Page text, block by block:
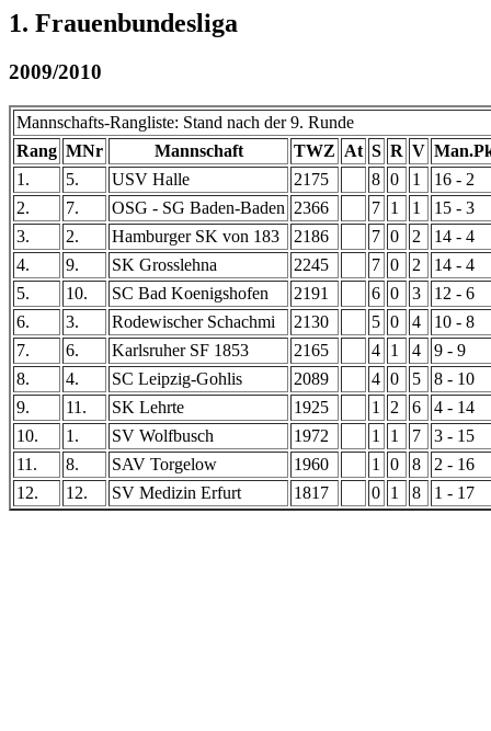
1. Frauenbundesliga
2009/2010
Mannschafts-Rangliste: Stand nach der 9. Runde
Rang MNr Mannschaft TWZ At S R V
1.
5. USV Halle 2175 8 0 1
16 - 2
2.
7. OSG - SG Baden-Baden 2366 7 1 1
15 - 3
3.
2. Hamburger SK von 183 2186 7 0 2
14 - 4
4.
9. SK Grosslehna 2245 7 0 2
14 - 4
5.
10. SC Bad Koenigshofen 2191 6 0 3
12 - 6
6.
3. Rodewischer Schachmi 2130 5 0 4
10 - 8
7.
6. Karlsruher SF 1853 2165 4 1 4
9 - 9
8.
4. SC Leipzig-Gohlis 2089 4 0 5
8 - 10
9.
11. SK Lehrte 1925 1 2 6
4 - 14
10.
1. SV Wolfbusch 1972 1 1 7
3 - 15
11.
8. SAV Torgelow 1960 1 0 8
2 - 16
12.
12. SV Medizin Erfurt 1817 0 1 8 1 - 17